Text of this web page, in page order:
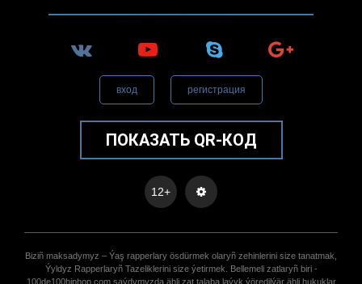
вход регистрация
ПОКАЗАТЬ QR-КОД
12+
Biziñ maksadymyz – Ýaş rapperlary ösdürmek olaryñ zehinlerini size tanatmak,
Ýyldyz Rapperlaryñ Tazeliklerini size ýetirmek. Bellemeli zatlaryñ biri -
100de100hiphop.com saýdymyzda ähli zat talaba laýyk ýöredilýär ähli hukuklar